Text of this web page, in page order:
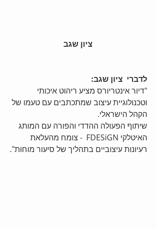
ציון שגב
לדברי  ציון שגב:
"דיור אינטריורס מציע ריהוט איכותי
וטכנולוגיית עיצוב שמתכתבים עם טעמו של
הקהל הישראלי.
שיתוף הפעולה ההדדי והפורה עם המותג
האיטלקי FDESiGN  - צומח מהעלאת
רעיונות עיצוביים בתהליך של סיעור מוחות".